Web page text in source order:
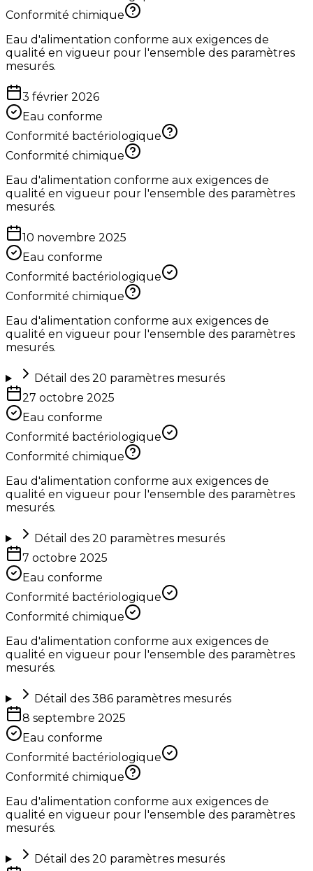
Conformité chimique
Eau d'alimentation conforme aux exigences de
qualité en vigueur pour l'ensemble des paramètres
mesurés.
3 février 2026
Eau conforme
Conformité bactériologique
Conformité chimique
Eau d'alimentation conforme aux exigences de
qualité en vigueur pour l'ensemble des paramètres
mesurés.
10 novembre 2025
Eau conforme
Conformité bactériologique
Conformité chimique
Eau d'alimentation conforme aux exigences de
qualité en vigueur pour l'ensemble des paramètres
mesurés.
Détail des 20 paramètres mesurés
27 octobre 2025
Eau conforme
Conformité bactériologique
Conformité chimique
Eau d'alimentation conforme aux exigences de
qualité en vigueur pour l'ensemble des paramètres
mesurés.
Détail des 20 paramètres mesurés
7 octobre 2025
Eau conforme
Conformité bactériologique
Conformité chimique
Eau d'alimentation conforme aux exigences de
qualité en vigueur pour l'ensemble des paramètres
mesurés.
Détail des 386paramètres mesurés
8 septembre 2025
Eau conforme
Conformité bactériologique
Conformité chimique
Eau d'alimentation conforme aux exigences de
qualité en vigueur pour l'ensemble des paramètres
mesurés.
Détail des 20 paramètres mesurés